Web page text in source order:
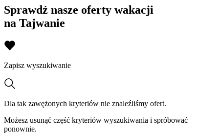
Sprawdź nasze oferty wakacji
na Tajwanie
Zapisz wyszukiwanie
Dla tak zawężonych kryteriów nie znaleźliśmy ofert.
Możesz usunąć część kryteriów wyszukiwania i spróbować
ponownie.